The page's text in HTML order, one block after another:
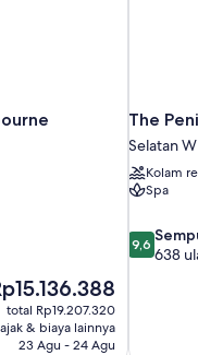
total Rp19.207.320
& biaya lainnya
23 Agu - 24 Agu
The
Selatan
Kolam
Spa
9.6
dari
9,6
638